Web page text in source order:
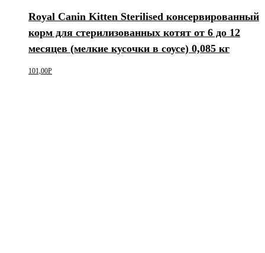
Royal Canin Kitten Sterilised консервированный
корм для стерилизованных котят от 6 до 12
месяцев (мелкие кусочки в соусе) 0,085 кг
101,00Р